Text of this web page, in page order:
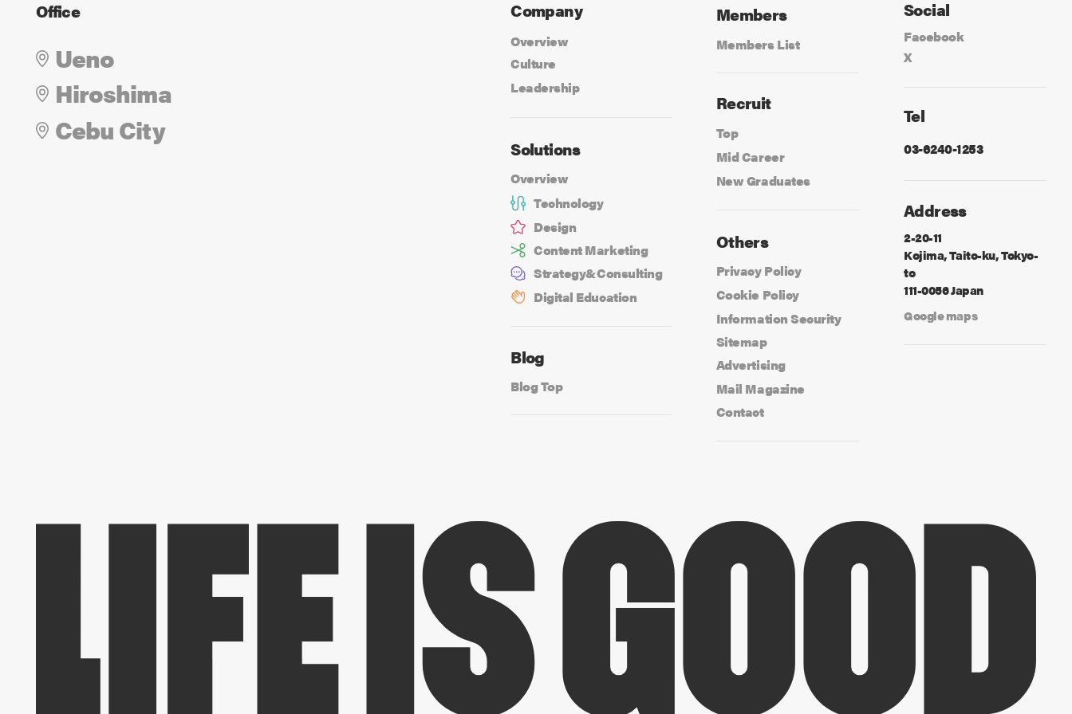
Office
Ueno
Hiroshima
Cebu City
Company
Overview
Culture
Leadership
Solutions
Overview
Technology
Design
Content Marketing
Strategy&Consulting
Digital Education
Blog
Blog Top
Members
Members List
Recruit
Top
Mid Career
New Graduates
Others
Privacy Policy
Cookie Policy
Information Security
Sitemap
Advertising
Mail Magazine
Contact
Social
Facebook
X
Tel
03-6240-1253
Address
2-20-11
Kojima, Taito-ku, Tokyo-
to
111-0056 Japan
Google maps